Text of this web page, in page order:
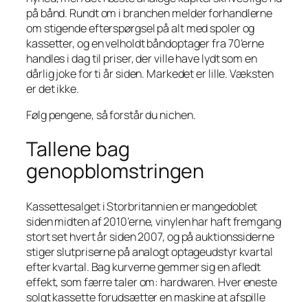
på bånd. Rundt om i branchen melder forhandlerne
om stigende efterspørgsel på alt med spoler og
kassetter, og en velholdt båndoptager fra 70’erne
handles i dag til priser, der ville have lydt som en
dårlig joke for ti år siden. Markedet er lille. Væksten
er det ikke.
Følg pengene, så forstår du nichen.
Tallene bag
genopblomstringen
Kassettesalget i Storbritannien er mangedoblet
siden midten af 2010’erne, vinylen har haft fremgang
stort set hvert år siden 2007, og på auktionssiderne
stiger slutpriserne på analogt optageudstyr kvartal
efter kvartal. Bag kurverne gemmer sig en afledt
effekt, som færre taler om: hardwaren. Hver eneste
solgt kassette forudsætter en maskine at afspille